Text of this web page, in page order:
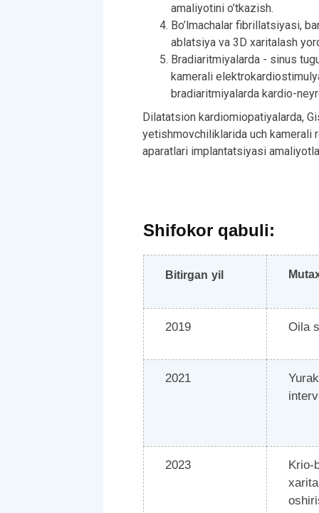
amaliyotini o’tkazish.
Bo’lmachalar fibrillatsiyasi,
ablatsiya va 3D xaritalash
Bradiaritmiyalarda - sinus
kamerali
bradiaritmiyalarda kardio-
Dilatatsion kardiomiopatiyalarda,
yetishmovchiliklarida uch
aparatlari implantatsiyasi
Shifokor qabuli:
Bitirgan yil
2019 Oila
2021
2023
Krio-